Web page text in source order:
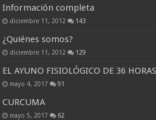
Información completa
diciembre 11, 2012 143
¿Quiénes somos?
diciembre 11, 2012 129
EL AYUNO FISIOLÓGICO DE 36 HORAS
mayo 4, 2017 91
CURCUMA
mayo 5, 2017 62